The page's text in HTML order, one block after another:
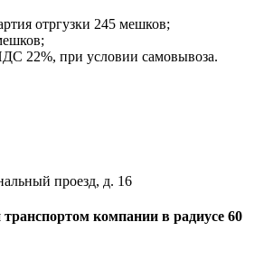
отргузки 245 мешков;
22%, при условии самовывоза.
проезд, д. 16
компании в радиусе 60